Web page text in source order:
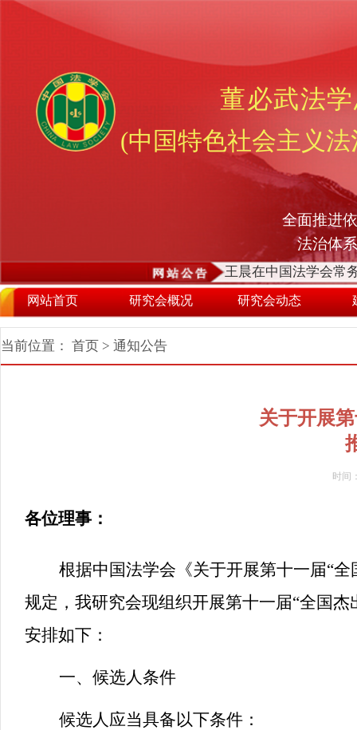
董必武法
(中国特色社会主义
全面推进
法治体
王晨在中国法学会常
网站首页 研究会概况 研究会动态
当前位置： 首页 > 通知公告
关于开展
时间
各位理事：
根据中国法学会《关于开展第十一届“
规定，我研究会现组织开展第十一届“全国
安排如下：
一、候选人条件
候选人应当具备以下条件：